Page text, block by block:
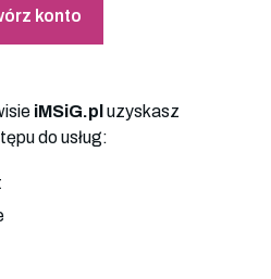
konto
iMSiG.pl uzyskasz
do usług: